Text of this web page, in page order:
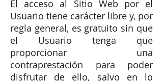
El acceso al Sitio Web por el
Usuario tiene carácter libre y, por
regla general, es gratuito sin que
el Usuario tenga que
proporcionar una
contraprestación para poder
disfrutar de ello, salvo en lo